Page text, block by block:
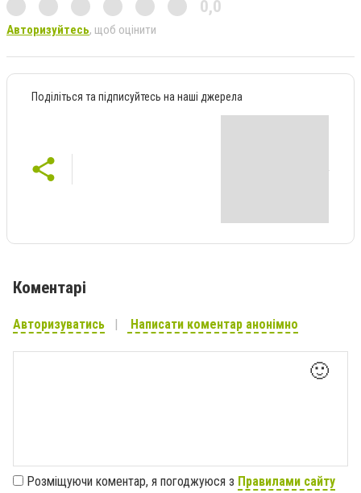
0,0
Авторизуйтесь, щоб оцінити
Поділіться та підписуйтесь на наші джерела
Коментарі
Авторизуватись Написати коментар анонімно
🙂
Розміщуючи коментар, я погоджуюся з Правилами сайту